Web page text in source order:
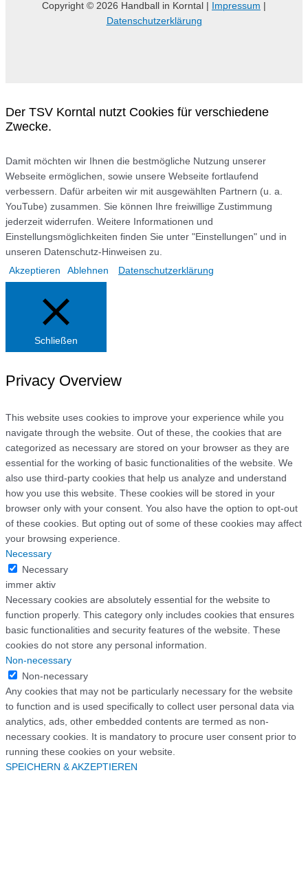
Copyright © 2026 Handball in Korntal | Impressum
Datenschutzerklärung
Der TSV Korntal nutzt Cookies für verschiedene
Zwecke.
Damit möchten wir Ihnen die bestmögliche Nutzung unserer
Webseite ermöglichen, sowie unsere Webseite fortlaufend
verbessern. Dafür arbeiten wir mit ausgewählten Partnern (u. a.
YouTube) zusammen. Sie können Ihre freiwillige Zustimmung
jederzeit widerrufen. Weitere Informationen und
Einstellungsmöglichkeiten finden Sie unter "Einstellungen" und in
unseren Datenschutz-Hinweisen zu.
Akzeptieren
Ablehnen Datenschutzerklärung
Schließen
Privacy Overview
This website uses cookies to improve your experience while you
navigate through the website. Out of these, the cookies that are
categorized as necessary are stored on your browser as they are
essential for the working of basic functionalities of the website. We
also use third-party cookies that help us analyze and understand
how you use this website. These cookies will be stored in your
browser only with your consent. You also have the option to opt-out
of these cookies. But opting out of some of these cookies may affect
your browsing experience.
Necessary
Necessary
immer aktiv
Necessary cookies are absolutely essential for the website to
function properly. This category only includes cookies that ensures
basic functionalities and security features of the website. These
cookies do not store any personal information.
Non-necessary
Non-necessary
Any cookies that may not be particularly necessary for the website
to function and is used specifically to collect user personal data via
analytics, ads, other embedded contents are termed as non-
necessary cookies. It is mandatory to procure user consent prior to
running these cookies on your website.
SPEICHERN & AKZEPTIEREN